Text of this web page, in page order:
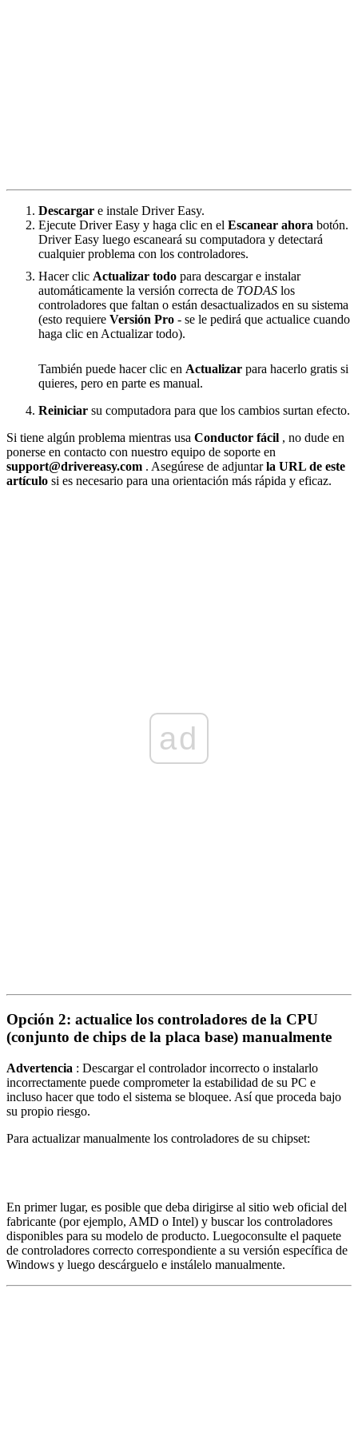
Descargar e instale Driver Easy.
Ejecute Driver Easy y haga clic en el Escanear ahora botón.
Driver Easy luego escaneará su computadora y detectará
cualquier problema con los controladores.
Hacer clic Actualizar todo para descargar e instalar
automáticamente la versión correcta de TODAS los
controladores que faltan o están desactualizados en su sistema
(esto requiere Versión Pro - se le pedirá que actualice cuando
haga clic en Actualizar todo).
También puede hacer clic en Actualizar para hacerlo gratis si
quieres, pero en parte es manual.
Reiniciar su computadora para que los cambios surtan efecto.
Si tiene algún problema mientras usa Conductor fácil , no dude en
ponerse en contacto con nuestro equipo de soporte en
support@drivereasy.com . Asegúrese de adjuntarla URL de este
artículo si es necesario para una orientación más rápida y eficaz.
ad
Opción 2: actualice los controladores de la CPU
(conjunto de chips de la placa base) manualmente
Advertencia : Descargar el controlador incorrecto o instalarlo
incorrectamente puede comprometer la estabilidad de su PC e
incluso hacer que todo el sistema se bloquee. Así que proceda bajo
su propio riesgo.
Para actualizar manualmente los controladores de su chipset:
En primer lugar, es posible que deba dirigirse al sitio web oficial del
fabricante (por ejemplo, AMD o Intel) y buscar los controladores
disponibles para su modelo de producto. Luegoconsulte el paquete
de controladores correcto correspondiente a su versión específica de
Windows y luego descárguelo e instálelo manualmente.